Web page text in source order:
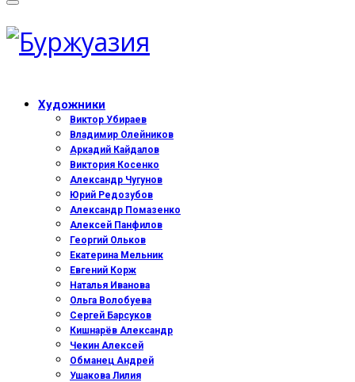
Художники
Виктор Убираев
Владимир Олейников
Аркадий Кайдалов
Виктория Косенко
Александр Чугунов
Юрий Редозубов
Александр Помазенко
Алексей Панфилов
Георгий Ольков
Екатерина Мельник
Евгений Корж
Наталья Иванова
Ольга Волобуева
Сергей Барсуков
Кишнарёв Александр
Чекин Алексей
Обманец Андрей
Ушакова Лилия